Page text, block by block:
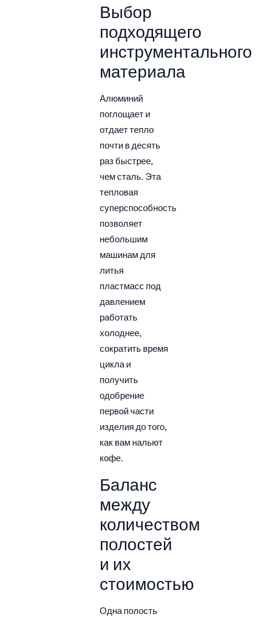
Выбор
подходящего
инструментального
материала
Алюминий
поглощает и
отдает тепло
почти в десять
раз быстрее,
чем сталь. Эта
тепловая
суперспособность
позволяет
небольшим
машинам для
литья
пластмасс под
давлением
работать
холоднее,
сократить время
цикла и
получить
одобрение
первой части
изделия до того,
как вам нальют
кофе.
Баланс
между
количеством
полостей
и их
стоимостью
Одна полость